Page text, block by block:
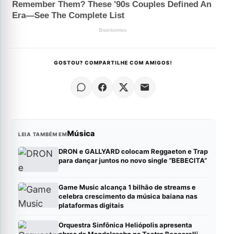
GOSTOU? COMPARTILHE COM AMIGOS!
LEIA TAMBÉM EMMúsica
DRON e GALLYARD colocam Reggaeton e Trap
para dançar juntos no novo single “BEBECITA”
Game Music alcança 1 bilhão de streams e
celebra crescimento da música baiana nas
plataformas digitais
Orquestra Sinfônica Heliópolis apresenta